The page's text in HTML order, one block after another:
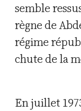
semble
règne de
régime
chute de la
En juillet